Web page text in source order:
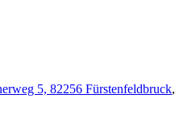
5, 82256 Fürstenfeldbruck,